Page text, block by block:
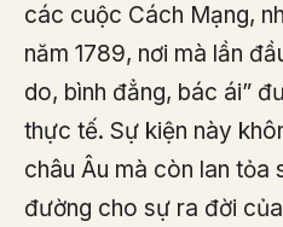
các cuộc Cách Mạng,
năm 1789, nơi mà lần
do, bình đẳng, bác ái”
thực tế. Sự kiện này
châu Âu mà còn lan tỏa
đường cho sự ra đời